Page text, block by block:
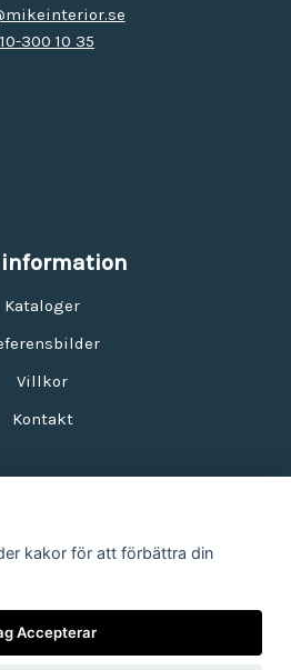
300 10 35
information
Kataloger
Villkor
Kontakt
kakor för att förbättra din
Accepterar